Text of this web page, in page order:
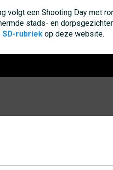
volgt een Shooting Day met
stads- en
SD-rubriekop deze website.